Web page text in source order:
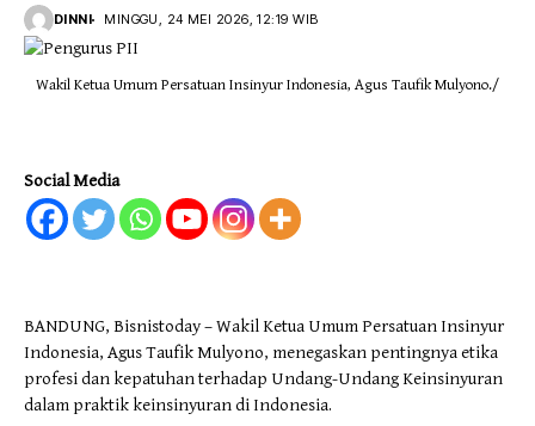
DINNI MINGGU, 24 MEI 2026, 12:19 WIB
Wakil Ketua Umum Persatuan Insinyur Indonesia, Agus Taufik Mulyono./
Social Media
BANDUNG, Bisnistoday – Wakil Ketua Umum Persatuan Insinyur
Indonesia, Agus Taufik Mulyono, menegaskan pentingnya etika
profesi dan kepatuhan terhadap Undang-Undang Keinsinyuran
dalam praktik keinsinyuran di Indonesia.